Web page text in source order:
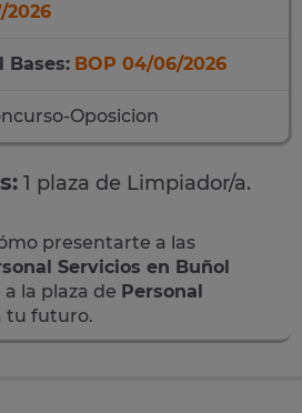
2026
Bases: BOP 04/06/2026
Oposicion
1 plaza de Limpiador/a.
presentarte a las
Servicios en Buñol
a la plaza de Personal
tu futuro.